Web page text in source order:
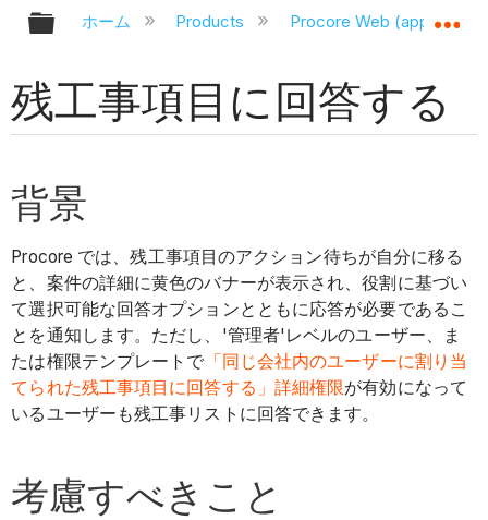
グローバル階層を展開/折りたたむ
ホーム Products Procore Web
残工事項目に回答する
背景
Procore では、残工事項目のアクション待ちが自分に移る
と、案件の詳細に黄色のバナーが表示され、役割に基づい
て選択可能な回答オプションとともに応答が必要であるこ
とを通知します。ただし、'管理者'レベルのユーザー、ま
たは権限テンプレートで 「同じ会社内のユーザーに割り当
てられた残工事項目に回答する」詳細権限が有効になって
いるユーザーも残工事リストに回答できます。
考慮すべきこと